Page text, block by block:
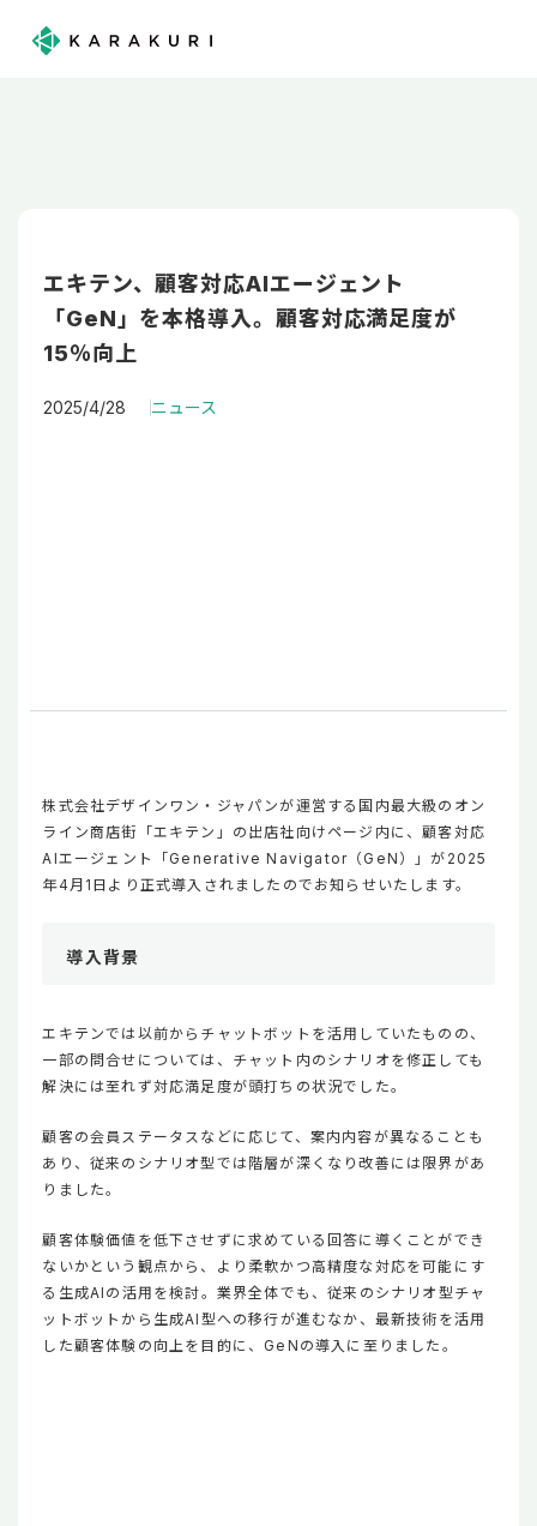
エキテン、顧客対応AIエージェント
「GeN」を本格導入。顧客対応満足度が
15％向上
ニュース
2025/4/28
株式会社デザインワン・ジャパンが運営する国内最大級のオン
ライン商店街「エキテン」の出店社向けページ内に、顧客対応
AIエージェント「Generative Navigator（GeN）」が2025
年4月1日より正式導入されましたのでお知らせいたします。
導入背景
エキテンでは以前からチャットボットを活用していたものの、
一部の問合せについては、チャット内のシナリオを修正しても
解決には至れず対応満足度が頭打ちの状況でした。
顧客の会員ステータスなどに応じて、案内内容が異なることも
あり、従来のシナリオ型では階層が深くなり改善には限界があ
りました。
顧客体験価値を低下させずに求めている回答に導くことができ
ないかという観点から、より柔軟かつ高精度な対応を可能にす
る生成AIの活用を検討。業界全体でも、従来のシナリオ型チャ
ットボットから生成AI型への移行が進むなか、最新技術を活用
した顧客体験の向上を目的に、GeNの導入に至りました。